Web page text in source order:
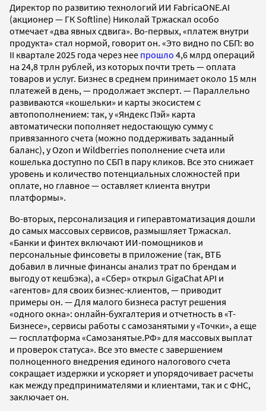
Директор по развитию технологий ИИ FabricaONE.AI
(акционер — ГК Softline) Николай Тржаскал особо
отмечает «два явных сдвига». Во-первых, «платеж внутри
продукта» стал нормой, говорит он. «Это видно по СБП: во
II квартале 2025 года через нее прошло 4,6 млрд операций
на 24,8 трлн рублей, из которых почти треть — оплата
товаров и услуг. Бизнес в среднем принимает около 15 млн
платежей в день, — продолжает эксперт. — Параллельно
развиваются «кошельки» и карты экосистем с
автопополнением: так, у «Яндекс Пэй» карта
автоматически пополняет недостающую сумму с
привязанного счета (можно поддерживать заданный
баланс), у Ozon и Wildberries пополнение счета или
кошелька доступно по СБП в пару кликов. Все это снижает
уровень и количество потенциальных сложностей при
оплате, но главное — оставляет клиента внутри
платформы».
Во-вторых, персонализация и гиперавтоматизация дошли
до самых массовых сервисов, размышляет Тржаскал.
«Банки и финтех включают ИИ-помощников и
персональные финсоветы в приложение (так, ВТБ
добавил в личные финансы анализ трат по брендам и
выгоду от кешбэка), а «Сбер» открыл GigaChat API и
«агентов» для своих бизнес-клиентов, — приводит
примеры он. — Для малого бизнеса растут решения
«одного окна»: онлайн-бухгалтерия и отчетность в «Т-
Бизнесе», сервисы работы с самозанятыми у «Точки», а еще
— госплатформа «Самозанятые.РФ» для массовых выплат
и проверок статуса». Все это вместе с завершением
полноценного внедрения единого налогового счета
сокращает издержки и ускоряет и упорядочивает расчеты
как между предпринимателями и клиентами, так и с ФНС,
заключает он.